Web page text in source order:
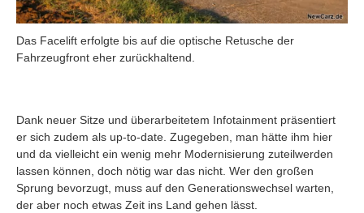
Das Facelift erfolgte bis auf die optische Retusche der
Fahrzeugfront eher zurückhaltend.
Dank neuer Sitze und überarbeitetem Infotainment präsentiert
er sich zudem als up-to-date. Zugegeben, man hätte ihm hier
und da vielleicht ein wenig mehr Modernisierung zuteilwerden
lassen können, doch nötig war das nicht. Wer den großen
Sprung bevorzugt, muss auf den Generationswechsel warten,
der aber noch etwas Zeit ins Land gehen lässt.